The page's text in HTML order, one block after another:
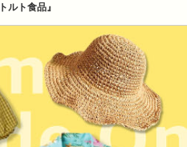
ルト食品』